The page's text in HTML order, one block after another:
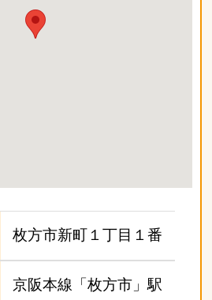
枚方市新町１丁目１番
京阪本線「枚方市」駅